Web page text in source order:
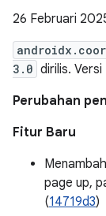
26 Februari
3.0 dirilis.
Perubahan
Fitur Baru
page up,
(14719d3)